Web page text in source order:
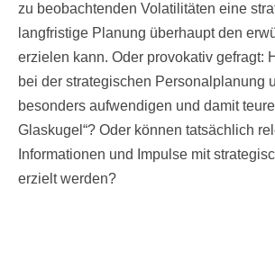
zu beobachtenden Volatilitäten eine
langfristige Planung überhaupt den
erzielen kann. Oder provokativ gefragt:
bei der strategischen Personalplanung
besonders aufwendigen und damit
Glaskugel“? Oder können tatsächlich
Informationen und Impulse mit
erzielt werden?